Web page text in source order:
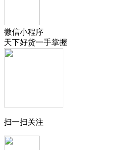
微信小程序
天下好货一手掌握
扫一扫关注